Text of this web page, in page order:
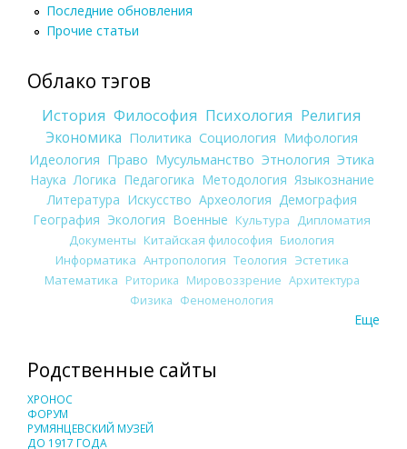
Последние обновления
Прочие статьи
Облако тэгов
История Философия Психология Религия
Экономика Политика Социология Мифология
Идеология Право Мусульманство Этнология Этика
Наука Логика Педагогика Методология Языкознание
Литература Искусство Археология Демография
География Экология Военные Культура
Дипломатия
Документы Китайская философия Биология
Информатика Антропология Теология Эстетика
Математика Риторика Мировоззрение Архитектура
Физика Феноменология
Еще
Родственные сайты
ХРОНОС
ФОРУМ
РУМЯНЦЕВСКИЙ МУЗЕЙ
ДО 1917 ГОДА